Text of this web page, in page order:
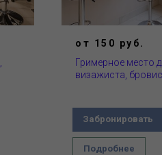
от 150 руб.
Гримерное место
визажиста,
Забронировать
Подробнее